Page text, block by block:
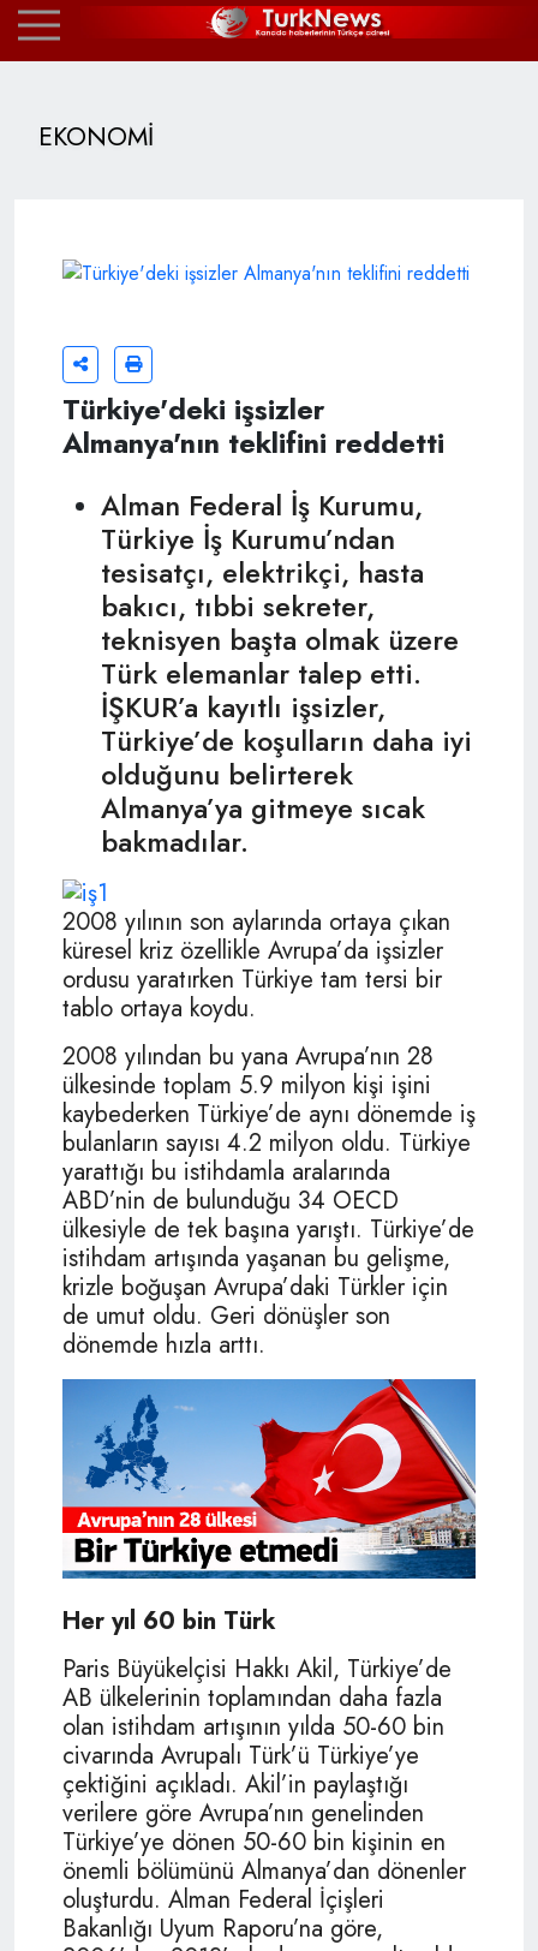
EKONOMİ
Türkiye'deki işsizler
Almanya'nın teklifini reddetti
Alman Federal İş Kurumu,
Türkiye İş Kurumu’ndan
tesisatçı, elektrikçi, hasta
bakıcı, tıbbi sekreter,
teknisyen başta olmak üzere
Türk elemanlar talep etti.
İŞKUR’a kayıtlı işsizler,
Türkiye’de koşulların daha iyi
olduğunu belirterek
Almanya’ya gitmeye sıcak
bakmadılar.
2008 yılının son aylarında ortaya çıkan
küresel kriz özellikle Avrupa’da işsizler
ordusu yaratırken Türkiye tam tersi bir
tablo ortaya koydu.
2008 yılından bu yana Avrupa’nın 28
ülkesinde toplam 5.9 milyon kişi işini
kaybederken Türkiye’de aynı dönemde iş
bulanların sayısı 4.2 milyon oldu. Türkiye
yarattığı bu istihdamla aralarında
ABD’nin de bulunduğu 34 OECD
ülkesiyle de tek başına yarıştı. Türkiye’de
istihdam artışında yaşanan bu gelişme,
krizle boğuşan Avrupa’daki Türkler için
de umut oldu. Geri dönüşler son
dönemde hızla arttı.
Her yıl 60 bin Türk
Paris Büyükelçisi Hakkı Akil, Türkiye’de
AB ülkelerinin toplamından daha fazla
olan istihdam artışının yılda 50-60 bin
civarında Avrupalı Türk’ü Türkiye’ye
çektiğini açıkladı. Akil’in paylaştığı
verilere göre Avrupa’nın genelinden
Türkiye’ye dönen 50-60 bin kişinin en
önemli bölümünü Almanya’dan dönenler
oluşturdu. Alman Federal İçişleri
Bakanlığı Uyum Raporu’na göre,